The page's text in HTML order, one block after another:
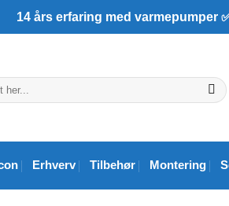
års erfaring med varmepumper
Erhverv Tilbehør Montering